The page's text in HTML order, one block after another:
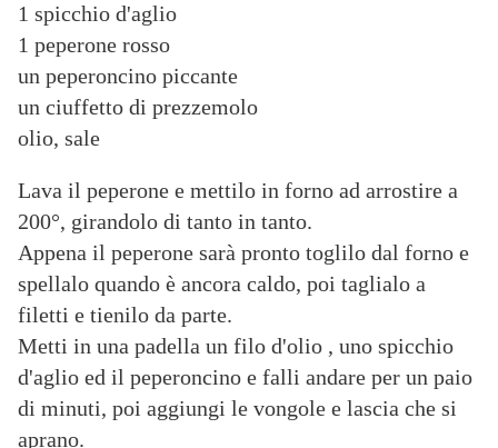
1 spicchio d'aglio
1 peperone rosso
un peperoncino piccante
un ciuffetto di prezzemolo
olio, sale
Lava il peperone e mettilo in forno ad arrostire a
200°, girandolo di tanto in tanto.
Appena il peperone sarà pronto toglilo dal forno e
spellalo quando è ancora caldo, poi taglialo a
filetti e tienilo da parte.
Metti in una padella un filo d'olio , uno spicchio
d'aglio ed il peperoncino e falli andare per un paio
di minuti, poi aggiungi le vongole e lascia che si
aprano.